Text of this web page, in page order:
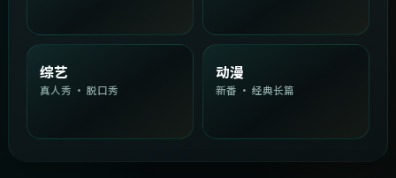
综艺
真人秀 · 脱口秀
动漫
新番 · 经典长篇